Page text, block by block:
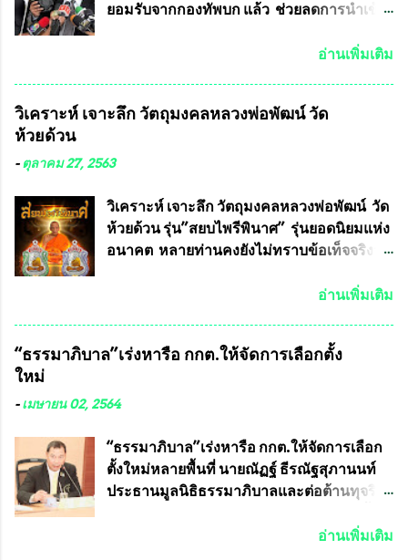
ยอมรับจากกองทัพบก แล้ว ช่วยลดการนำเข้า
เดช ทนายความชื่อดัง ได้โพสต์ข้อความใน
อาจารย์อ๊อด อาจารย์ประจำภาควิชาเคมี
มหาวิทยาลัยเกษตรศาสตร์ และทีมงานนักวิจัย
ทหาร ( หน้ากากหนุมาน ) ซึ่งทีมงานนักวิจัย
ของอาจารย์อ๊อด เล็งเห็นว่า หน้ากากป้องกัน
สารพิษทางทหาร ถ้าสามารถผลิตได้ใน
พิษทางทหารไม่ต้องนำเข้า ไม่ต้องเปลืองงบ
ประโยชน์อื่นอีกมากมาย อันจะเป็นประโยชน์
กับประเทศชาติอย่างยิ่ง ผมจะดีใจและภูมิใจ
ได้รับการผลิตในประเทศลดการนำเข้าโดยเด็ด
ประเทศได้ โดยทีมทนายความและทีม
งา...
อ่านเพิ่มเติม
วิเคราะห์ เจาะลึก วัตถุมงคลหลวงพ่อพัฒน์ วัด
ห้วยด้วน
-ตุลาคม 27, 2563
วิเคราะห์ เจาะลึก วัตถุมงคลหลวงพ่อพัฒน์ วัด
ห้วยด้วน รุ่น”สยบไพรีพินาศ” รุ่นยอดนิยมแห่ง
อนาคต หลายท่านคงยังไม่ทราบข้อเท็จจริงว่า
พระเครื่องพระบูชาไทย บรรจุให้มีในรายการ
หลวงพ่อคูณ และพระเครื่องหลวงปู่หมุน แต่
พระเครื่องหลวงพ่อคูณ มีเพียงบางรุ่นเท่านั้นที่
หลวงพ่อคูณ มีการจัดสร้างไว้มากมายหลาย
การบรรจุพระเครื่องหลวงพ่อพัฒน์ ให้มีการ
ประกวดแบบถาวรบ้าง ก็คงจะมีการคัดเลือก
เพียงบางรุ่นเช่นกัน เนื่องจากพระเครื่องหลวง
เดียวกับพระเครื่องหลวงพ่อคูณ ซึ่งท่านนายก
อ่านเพิ่มเติม
“ธรรมาภิบาล”เร่งหารือ กกต.ให้จัดการเลือกตั้ง
ใหม่
-เมษายน 02, 2564
“ธรรมาภิบาล”เร่งหารือ กกต.ให้จัดการเลือก
ตั้งใหม่หลายพื้นที่ นายณัฏฐ์ ธีรณัฐสุภานนท์
ประธานมูลนิธิธรรมาภิบาลและต่อต้านทุจริต
สมาชิกสภาเทศบาลทั่วประเทศเมื่อวันที่ 28
อ่านเพิ่มเติม